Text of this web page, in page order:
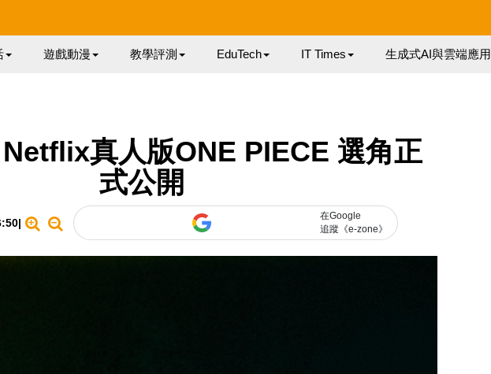
遊戲動漫 教學評測 EduTech IT Times 生成式AI與雲端應用
Netflix真人版ONE PIECE 選角正
式公開
|
在Google
追蹤《e-zone》